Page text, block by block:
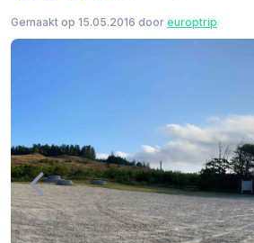
Gemaakt op 15.05.2016 door europtrip